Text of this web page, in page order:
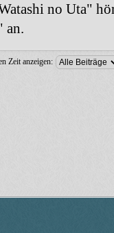
no Uta"
an.
Zeit anzeigen: